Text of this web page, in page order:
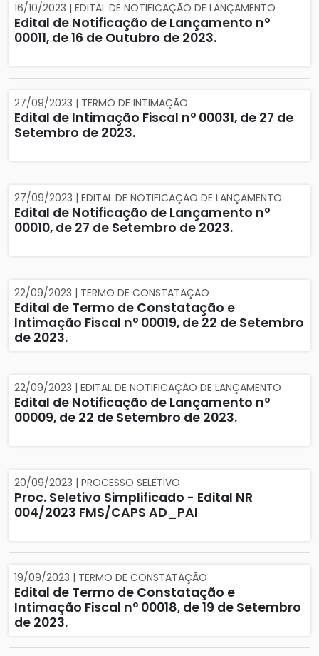
16/10/2023 | EDITAL DE NOTIFICAÇÃO DE LANÇAMENTO
Edital de Notificação de Lançamento nº
00011, de 16 de Outubro de 2023.
27/09/2023 | TERMO DE INTIMAÇÃO
Edital de Intimação Fiscal nº 00031, de 27 de
Setembro de 2023.
27/09/2023 | EDITAL DE NOTIFICAÇÃO DE LANÇAMENTO
Edital de Notificação de Lançamento nº
00010, de 27 de Setembro de 2023.
22/09/2023 | TERMO DE CONSTATAÇÃO
Edital de Termo de Constatação e
Intimação Fiscal nº 00019, de 22 de Setembro
de 2023.
22/09/2023 | EDITAL DE NOTIFICAÇÃO DE LANÇAMENTO
Edital de Notificação de Lançamento nº
00009, de 22 de Setembro de 2023.
20/09/2023 | PROCESSO SELETIVO
Proc. Seletivo Simplificado - Edital NR
004/2023 FMS/CAPS AD_PAI
19/09/2023 | TERMO DE CONSTATAÇÃO
Edital de Termo de Constatação e
Intimação Fiscal nº 00018, de 19 de Setembro
de 2023.